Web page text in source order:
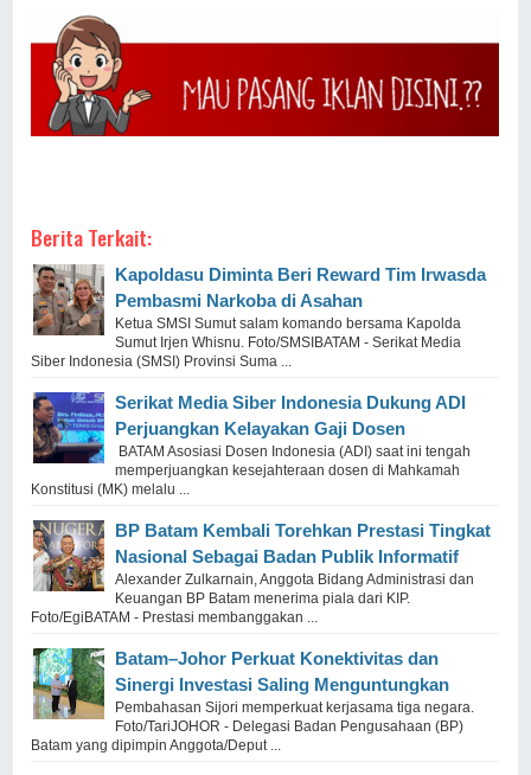
Berita Terkait:
Kapoldasu Diminta Beri Reward Tim Irwasda
Pembasmi Narkoba di Asahan
Ketua SMSI Sumut salam komando bersama Kapolda
Sumut Irjen Whisnu. Foto/SMSIBATAM - Serikat Media
Siber Indonesia (SMSI) Provinsi Suma ...
Serikat Media Siber Indonesia Dukung ADI
Perjuangkan Kelayakan Gaji Dosen
BATAM Asosiasi Dosen Indonesia (ADI) saat ini tengah
memperjuangkan kesejahteraan dosen di Mahkamah
Konstitusi (MK) melalu ...
BP Batam Kembali Torehkan Prestasi Tingkat
Nasional Sebagai Badan Publik Informatif
Alexander Zulkarnain, Anggota Bidang Administrasi dan
Keuangan BP Batam menerima piala dari KIP.
Foto/EgiBATAM - Prestasi membanggakan ...
Batam–Johor Perkuat Konektivitas dan
Sinergi Investasi Saling Menguntungkan
Pembahasan Sijori memperkuat kerjasama tiga negara.
Foto/TariJOHOR - Delegasi Badan Pengusahaan (BP)
Batam yang dipimpin Anggota/Deput ...